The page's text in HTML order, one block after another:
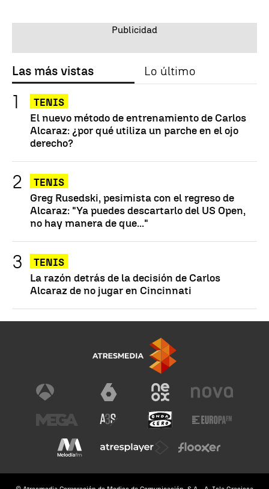
Las más vistas Lo último
TENIS
El nuevo método de entrenamiento de Carlos
Alcaraz: ¿por qué utiliza un parche en el ojo
derecho?
TENIS
Greg Rusedski, pesimista con el regreso de
Alcaraz: "Ya puedes descartarlo del US Open,
no hay manera de que..."
TENIS
La razón detrás de la decisión de Carlos
Alcaraz de no jugar en Cincinnati